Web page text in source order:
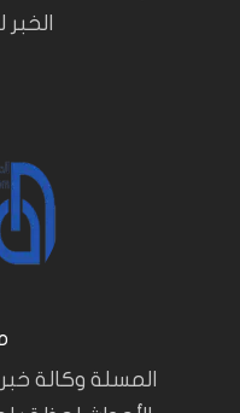
المسلة وكالة